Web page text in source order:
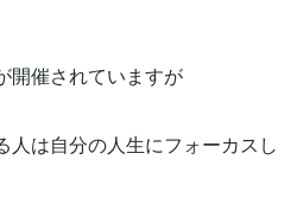
開催されていますが
人は自分の人生にフォーカスし